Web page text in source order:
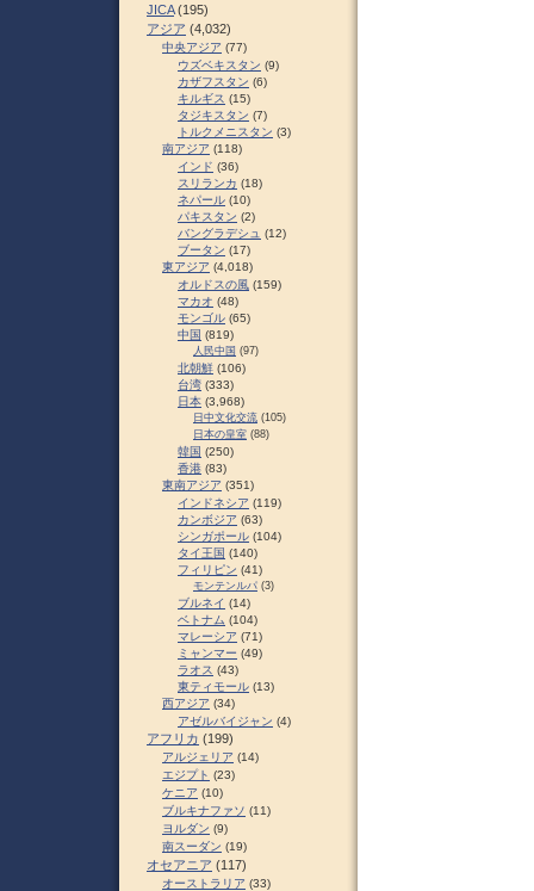
JICA(195)
アジア (4,032)
中央アジア (77)
ウズベキスタン (9)
カザフスタン (6)
キルギス (15)
タジキスタン (7)
トルクメニスタン (3)
南アジア (118)
インド (36)
スリランカ (18)
ネパール (10)
パキスタン (2)
バングラデシュ (12)
ブータン (17)
東アジア (4,018)
オルドスの風 (159)
マカオ (48)
モンゴル (65)
中国 (819)
人民中国 (97)
北朝鮮 (106)
台湾 (333)
日本 (3,968)
日中文化交流 (105)
日本の皇室 (88)
韓国 (250)
香港 (83)
東南アジア (351)
インドネシア (119)
カンボジア (63)
シンガポール (104)
タイ王国 (140)
フィリピン (41)
モンテンルパ (3)
ブルネイ (14)
ベトナム (104)
マレーシア (71)
ミャンマー (49)
ラオス (43)
東ティモール (13)
西アジア (34)
アゼルバイジャン (4)
アフリカ (199)
アルジェリア (14)
エジプト (23)
ケニア (10)
ブルキナファソ (11)
ヨルダン (9)
南スーダン (19)
オセアニア (117)
オーストラリア (33)